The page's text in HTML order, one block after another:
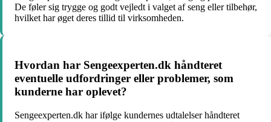
De føler sig trygge og godt vejledt i valget af seng eller tilbehør,
hvilket har øget deres tillid til virksomheden.
Hvordan har Sengeexperten.dk håndteret
eventuelle udfordringer eller problemer, som
kunderne har oplevet?
Sengeexperten.dk har ifølge kundernes udtalelser håndteret